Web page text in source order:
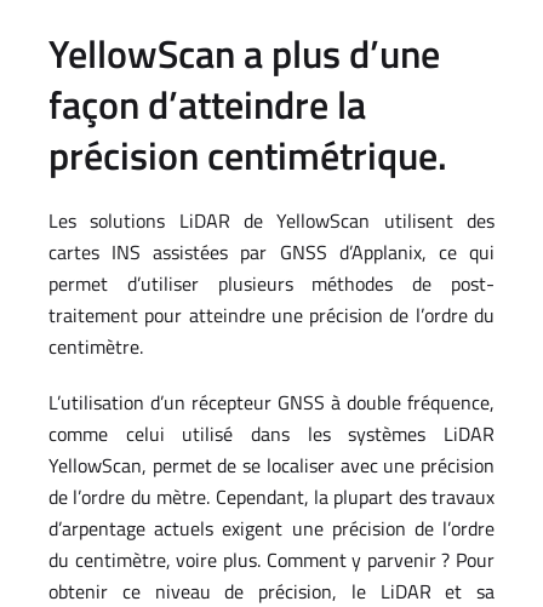
YellowScan a plus d’une
façon d’atteindre la
précision centimétrique.
Les solutions LiDAR de YellowScan utilisent des
cartes INS assistées par GNSS d’Applanix, ce qui
permet d’utiliser plusieurs méthodes de post-
traitement pour atteindre une précision de l’ordre du
centimètre.
L’utilisation d’un récepteur GNSS à double fréquence,
comme celui utilisé dans les systèmes LiDAR
YellowScan, permet de se localiser avec une précision
de l’ordre du mètre. Cependant, la plupart des travaux
d’arpentage actuels exigent une précision de l’ordre
du centimètre, voire plus. Comment y parvenir ? Pour
obtenir ce niveau de précision, le LiDAR et sa